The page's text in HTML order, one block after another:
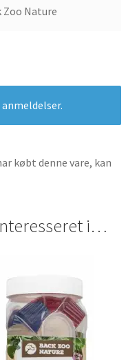
Zoo Nature
købt denne vare, kan
i…